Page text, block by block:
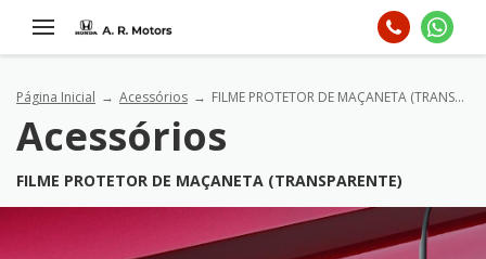
Página Inicial Acessórios FILME PROTETOR DE MAÇANETA (TRANSPARENTE)
Acessórios
FILME PROTETOR DE MAÇANETA (TRANSPARENTE)